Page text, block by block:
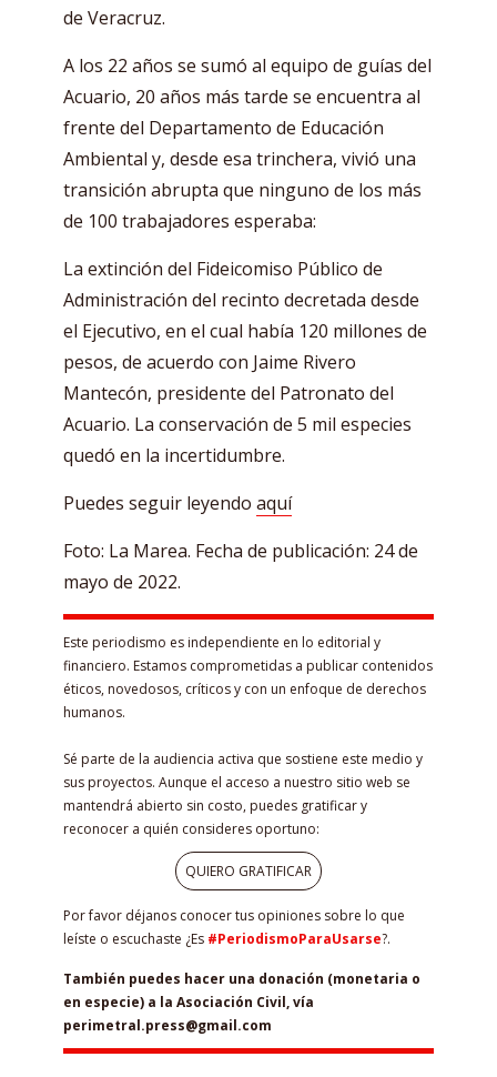
de Veracruz.
A los 22 años se sumó al equipo de guías del
Acuario, 20 años más tarde se encuentra al
frente del Departamento de Educación
Ambiental y, desde esa trinchera, vivió una
transición abrupta que ninguno de los más
de 100 trabajadores esperaba:
La extinción del Fideicomiso Público de
Administración del recinto decretada desde
el Ejecutivo, en el cual había 120 millones de
pesos, de acuerdo con Jaime Rivero
Mantecón, presidente del Patronato del
Acuario. La conservación de 5 mil especies
quedó en la incertidumbre.
Puedes seguir leyendo aquí
Foto: La Marea. Fecha de publicación: 24 de
mayo de 2022.
Este periodismo es independiente en lo editorial y
financiero. Estamos comprometidas a publicar contenidos
éticos, novedosos, críticos y con un enfoque de derechos
humanos.
Sé parte de la audiencia activa que sostiene este medio y
sus proyectos. Aunque el acceso a nuestro sitio web se
mantendrá abierto sin costo, puedes gratificar y
reconocer a quién consideres oportuno:
QUIERO GRATIFICAR
Por favor déjanos conocer tus opiniones sobre lo que
leíste o escuchaste ¿Es #PeriodismoParaUsarse?.
También puedes hacer una donación (monetaria o
en especie) a la Asociación Civil, vía
perimetral.press@gmail.com